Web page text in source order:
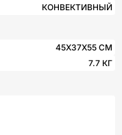
КОНВЕКТИВНЫЙ
45X37X55 СМ
7.7 КГ